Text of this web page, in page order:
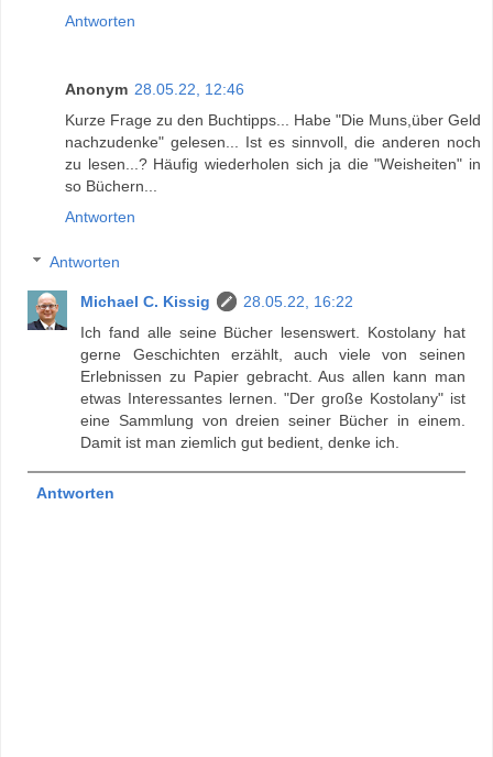
Antworten
Anonym 28.05.22, 12:46
Kurze Frage zu den Buchtipps... Habe "Die Muns,über Geld
nachzudenke" gelesen... Ist es sinnvoll, die anderen noch
zu lesen...? Häufig wiederholen sich ja die "Weisheiten" in
so Büchern...
Antworten
Antworten
Michael C. Kissig
28.05.22, 16:22
Ich fand alle seine Bücher lesenswert. Kostolany hat
gerne Geschichten erzählt, auch viele von seinen
Erlebnissen zu Papier gebracht. Aus allen kann man
etwas Interessantes lernen. "Der große Kostolany" ist
eine Sammlung von dreien seiner Bücher in einem.
Damit ist man ziemlich gut bedient, denke ich.
Antworten